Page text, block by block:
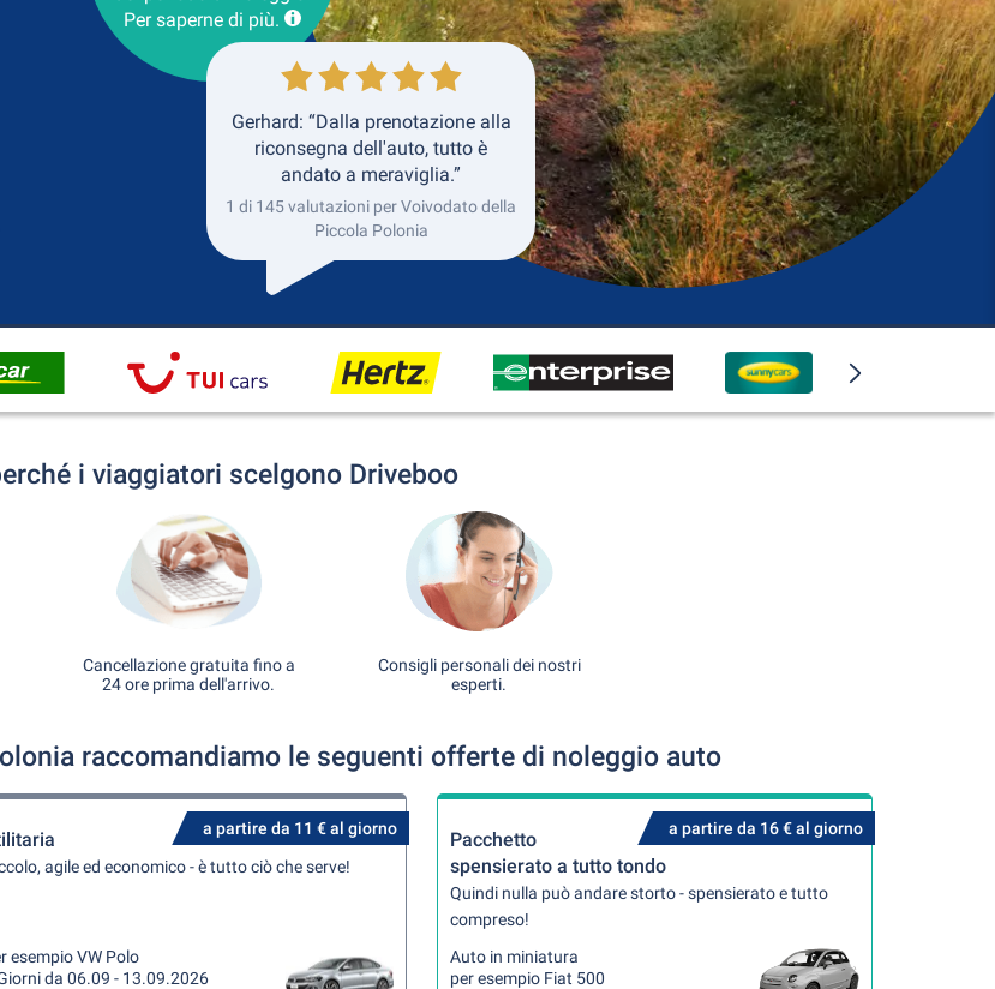
Luogo di ritorno
Per saperne di più.
Gerhard: “Dalla prenotazione alla
riconsegna dell'auto, tutto è
andato a meraviglia.”
1 di 145 valutazioni per Voivodato della
Piccola Polonia
i viaggiatori scelgono Driveboo
Cancellazione gratuita fino a
24 ore prima dell'arrivo.
Consigli personali dei nostri
esperti.
raccomandiamo le seguenti offerte di noleggio auto
a partire da 11 € al giorno
agile ed economico - è tutto ciò che serve!
esempio VW Polo
da 06.09 - 13.09.2026
a partire da 16 € al giorno
Pacchetto
spensierato a tutto tondo
Quindi nulla può andare storto - spensierato e tutto
compreso!
Auto in miniatura
per esempio Fiat 500